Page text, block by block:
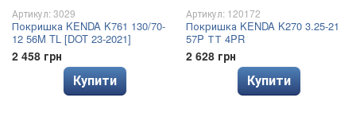
Артикул: 3029
Покришка KENDA K761 130/70-
12 56M TL [DOT 23-2021]
2 458 грн
Купити
Артикул: 120172
Покришка KENDA K270 3.25-21
57P ТТ 4PR
2 628 грн
Купити